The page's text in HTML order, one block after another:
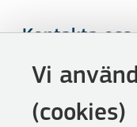
Vi
(cookies)
Kontakta oss
Följ oss
LinkedIn